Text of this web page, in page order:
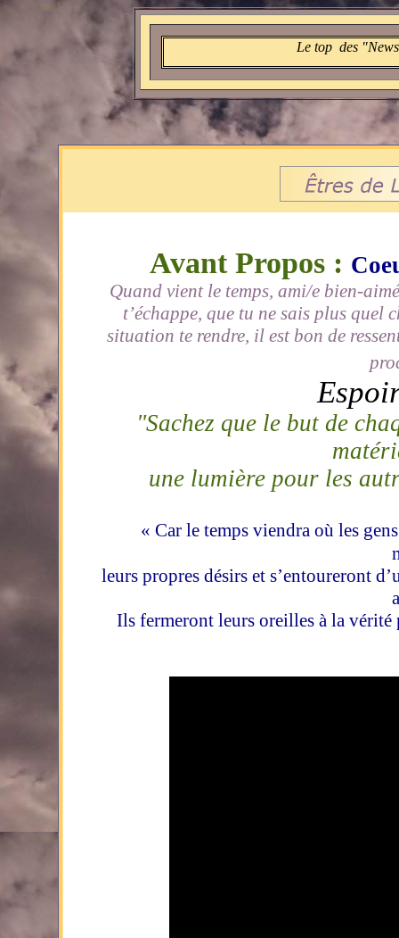
Le top des "
Avant Propos :
Quand vient le temps, ami/e bien-
t’échappe, que tu ne sais plus quel
situation te rendre, il est bon de
"Sachez que le but de
une lumière pour les
« Car le temps viendra où les
leurs propres désirs et s’entoureront
Ils fermeront leurs oreilles à la vérité